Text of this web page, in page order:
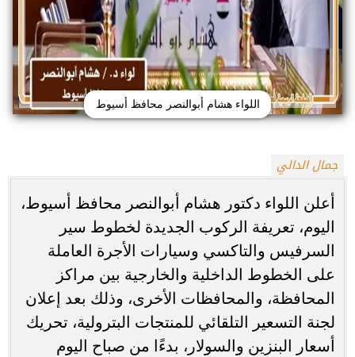
اللواء هشام أبوالنصر محافظ أسيوط
جمال الدالي
أعلن اللواء دكتور هشام أبوالنصر محافظ أسيوط،
اليوم، تعريفة الركوب الجديدة لخطوط سير
السرفيس والتاكسي وسيارات الأجرة العاملة
على الخطوط الداخلية والخارجية بين مراكز
المحافظة، والمحافظات الأخرى، وذلك بعد إعلان
لجنة التسعير التلقائي للمنتجات البترولية، تحريك
أسعار البنزين والسولار، بدءًا من صباح اليوم